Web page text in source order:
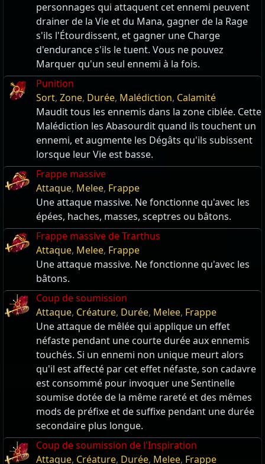
personnages qui attaquent cet ennemi peuvent
drainer de la Vie et du Mana, gagner de la Rage
s'ils l'Étourdissent, et gagner une Charge
d'endurance s'ils le tuent. Vous ne pouvez
Marquer qu'un seul ennemi à la fois.
Punition
Sort, Zone, Durée, Malédiction, Calamité
Maudit tous les ennemis dans la zone ciblée. Cette
Malédiction les Abasourdit quand ils touchent un
ennemi, et augmente les Dégâts qu'ils subissent
lorsque leur Vie est basse.
Frappe massive
Attaque, Melee, Frappe
Une attaque massive. Ne fonctionne qu'avec les
épées, haches, masses, sceptres ou bâtons.
Frappe massive de Trarthus
Attaque, Melee, Frappe
Une attaque massive. Ne fonctionne qu'avec les
bâtons.
Coup de soumission
Attaque, Créature, Durée, Melee, Frappe
Une attaque de mêlée qui applique un effet
néfaste pendant une courte durée aux ennemis
touchés. Si un ennemi non unique meurt alors
qu'il est affecté par cet effet néfaste, son cadavre
est consommé pour invoquer une Sentinelle
soumise dotée de la même rareté et des mêmes
mods de préfixe et de suffixe pendant une durée
secondaire plus longue.
Coup de soumission de l'Inspiration
Attaque, Créature, Durée, Melee, Frappe